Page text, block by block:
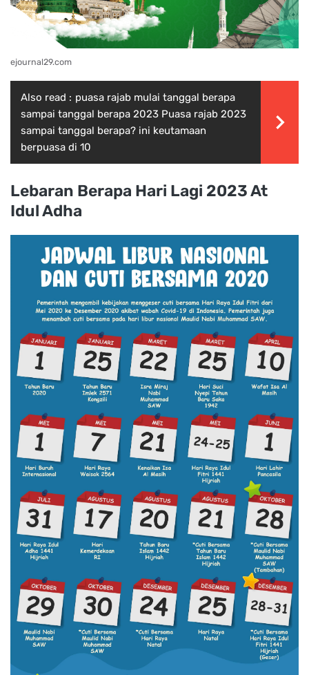
ejournal29.com
Also read : puasa rajab mulai tanggal berapa
sampai tanggal berapa 2023 Puasa rajab 2023
sampai tanggal berapa? ini keutamaan
berpuasa di 10
Lebaran Berapa Hari Lagi 2023 At
Idul Adha